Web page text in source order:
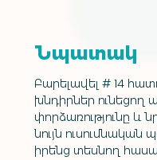
Նպատակ
Բարելավել # 14
խնդիրներ
փորձառությունը և
նույն ուսումնական
իրենց տեսնող